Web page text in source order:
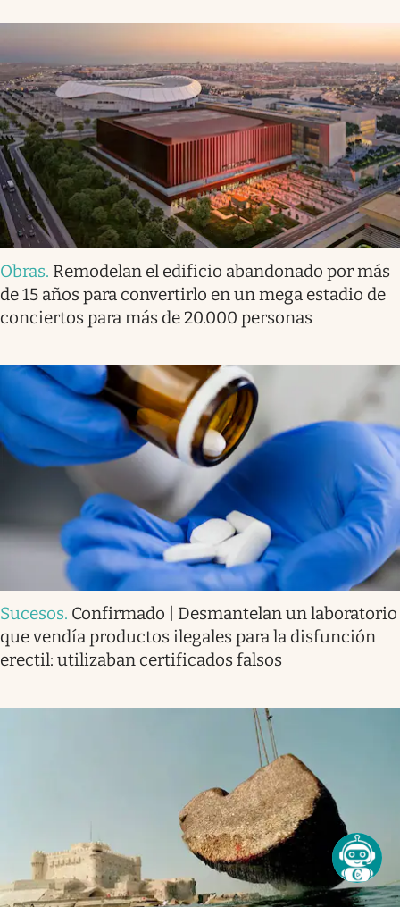
Obras. Remodelan el edificio abandonado por más
de 15 años para convertirlo en un mega estadio de
conciertos para más de 20.000 personas
Sucesos. Confirmado | Desmantelan un laboratorio
que vendía productos ilegales para la disfunción
erectil: utilizaban certificados falsos